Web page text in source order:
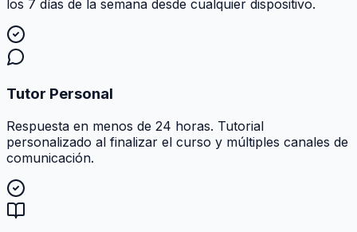
los 7 días de la semana desde cualquier dispositivo.
Tutor Personal
Respuesta en menos de 24 horas. Tutorial
personalizado al finalizar el curso y múltiples canales de
comunicación.